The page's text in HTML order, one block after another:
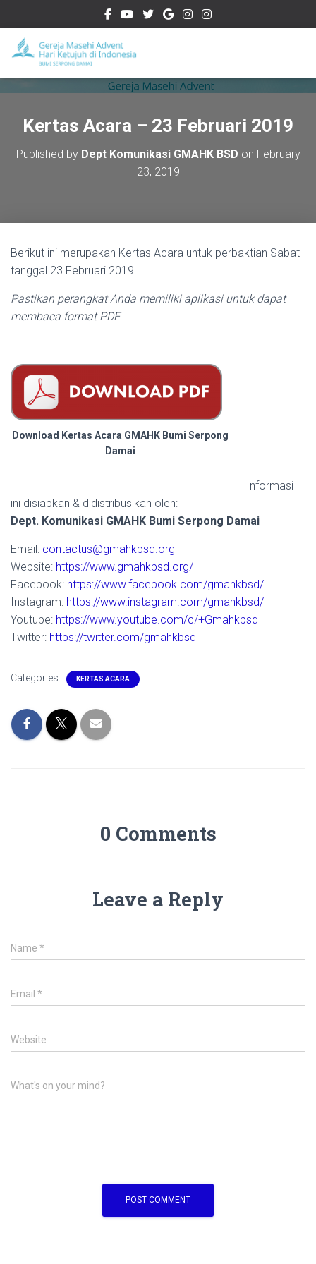
Kertas Acara – 23 Februari 2019
Published by Dept Komunikasi GMAHK BSD on February
23, 2019
Berikut ini merupakan Kertas Acara untuk perbaktian Sabat
tanggal 23 Februari 2019
Pastikan perangkat Anda memiliki aplikasi untuk dapat
membaca format PDF
Download Kertas Acara GMAHK Bumi Serpong
Damai
Informasi
ini disiapkan & didistribusikan oleh:
Dept. Komunikasi GMAHK Bumi Serpong Damai
Email: contactus@gmahkbsd.org
Website: https://www.gmahkbsd.org/
Facebook: https://www.facebook.com/gmahkbsd/
Instagram: https://www.instagram.com/gmahkbsd/
Youtube: https://www.youtube.com/c/+Gmahkbsd
Twitter: https://twitter.com/gmahkbsd
Categories: KERTAS ACARA
0 Comments
Leave a Reply
Name *
Email *
Website
What's on your mind?